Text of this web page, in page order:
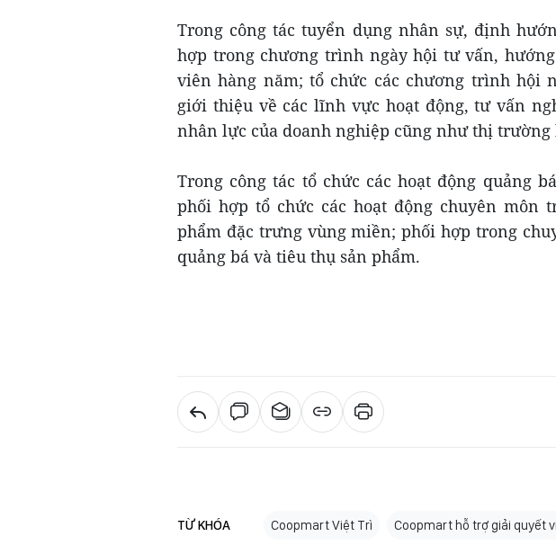
Trong công tác tuyển dụng nhân sự, định
hợp trong chương trình ngày hội tư vấn,
viên hàng năm; tổ chức các chương trình hội
giới thiệu về các lĩnh vực hoạt động, tư vấn
nhân lực của doanh nghiệp cũng như thị
Trong công tác tổ chức các hoạt động quảng
phối hợp tổ chức các hoạt động chuyên môn
phẩm đặc trưng vùng miền; phối hợp trong
quảng bá và tiêu thụ sản phẩm.
TỪ KHÓA Coopmart Việt Trì Coopmart hỗ trợ giải quyết